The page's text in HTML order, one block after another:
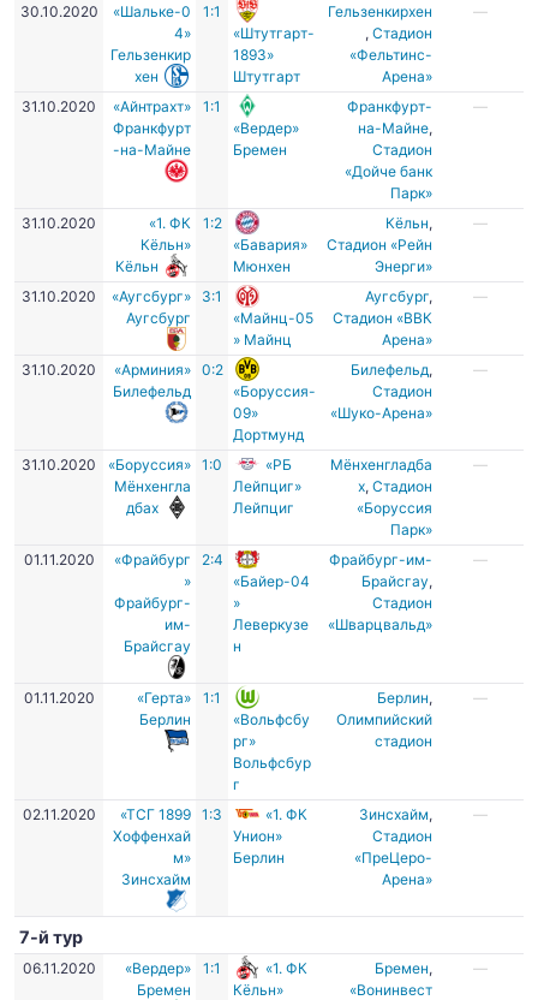
30.10.2020
«Шальке-0
4»
Гельзенкир
хен
1:1
«Штутгарт-
1893»
Штутгарт
Гельзенкирхен
,Стадион
«Фельтинс-
Арена»
—
31.10.2020
«Айнтрахт»
Франкфурт
-на-Майне
1:1
«Вердер»
Бремен
Франкфурт-
на-Майне,
Стадион
«Дойче банк
Парк»
—
31.10.2020
«1. ФК
Кёльн»
Кёльн
1:2
«Бавария»
Мюнхен
Кёльн,
Стадион «Рейн
Энерги»
—
31.10.2020
«Аугсбург»
Аугсбург
3:1
«Майнц-05
» Майнц
Аугсбург,
Стадион «ВВК
Арена»
—
31.10.2020
«Арминия»
Билефельд
0:2
«Боруссия-
09»
Дортмунд
Билефельд,
Стадион
«Шуко-Арена»
—
31.10.2020
«Боруссия»
Мёнхенгла
дбах
1:0
«РБ
Лейпциг»
Лейпциг
Мёнхенгладба
х,Стадион
«Боруссия
Парк»
—
01.11.2020
«Фрайбург
»
Фрайбург-
им-
Брайсгау
2:4
«Байер-04
»
Леверкузе
н
Фрайбург-им-
Брайсгау,
Стадион
«Шварцвальд»
—
01.11.2020
«Герта»
Берлин
1:1
«Вольфсбу
рг»
Вольфсбур
г
Берлин,
Олимпийский
стадион
—
02.11.2020
«ТСГ 1899
Хоффенхай
м»
Зинсхайм
1:3
«1. ФК
Унион»
Берлин
Зинсхайм,
Стадион
«ПреЦеро-
Арена»
—
7-й тур
06.11.2020
«Вердер»
Бремен
1:1
«1. ФК
Кёльн»
Бремен,
«Вонинвест
—